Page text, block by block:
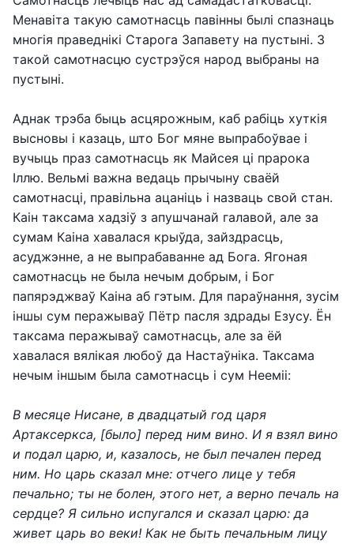
Менавіта такую самотнасць павінны былі спазнаць
многія праведнікі Старога Запавету на пустыні. З
такой самотнасцю сустрэўся народ выбраны на
пустыні.
Аднак трэба быць асцярожным, каб рабіць хуткія
высновы і казаць, што Бог мяне выпрабоўвае і
вучыць праз самотнасць як Майсея ці прарока
Іллю. Вельмі важна ведаць прычыну сваёй
самотнасці, правільна ацаніць і назваць свой стан.
Каін таксама хадзіў з апушчанай галавой, але за
сумам Каіна хавалася крыўда, зайздрасць,
асуджэнне, а не выпрабаванне ад Бога. Ягоная
самотнасць не была нечым добрым, і Бог
папярэджваў Каіна аб гэтым. Для параўнання, зусім
іншы сум перажываў Пётр пасля здрады Езусу. Ён
таксама перажываў самотнасць, але за ёй
хавалася вялікая любоў да Настаўніка. Таксама
нечым іншым была самотнасць і сум Нееміі:
В месяце Нисане, в двадцатый год царя
Артаксеркса, [было] перед ним вино. И я взял вино
и подал царю, и, казалось, не был печален перед
ним. Но царь сказал мне: отчего лице у тебя
печально; ты не болен, этого нет, а верно печаль на
сердце? Я сильно испугался и сказал царю: да
живет царь во веки! Как не быть печальным лицу